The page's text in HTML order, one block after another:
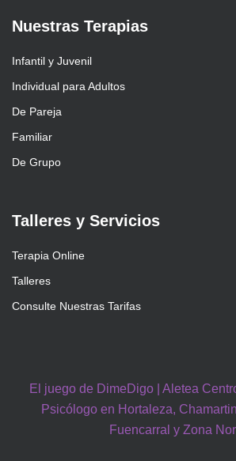
Nuestras Terapias
Infantil y Juvenil
Individual para Adultos
De Pareja
Familiar
De Grupo
Talleres y Servicios
Terapia Online
Talleres
Consulte Nuestras Tarifas
El juego de DimeDigo | Aletea
Psicólogo en Hortaleza,
Fuencarral y Zona